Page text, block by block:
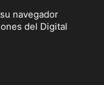
navegador
del Digital